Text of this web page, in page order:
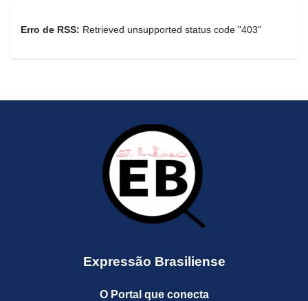
Erro de RSS: Retrieved unsupported status code "403"
Expressão Brasiliense
O Portal que conecta